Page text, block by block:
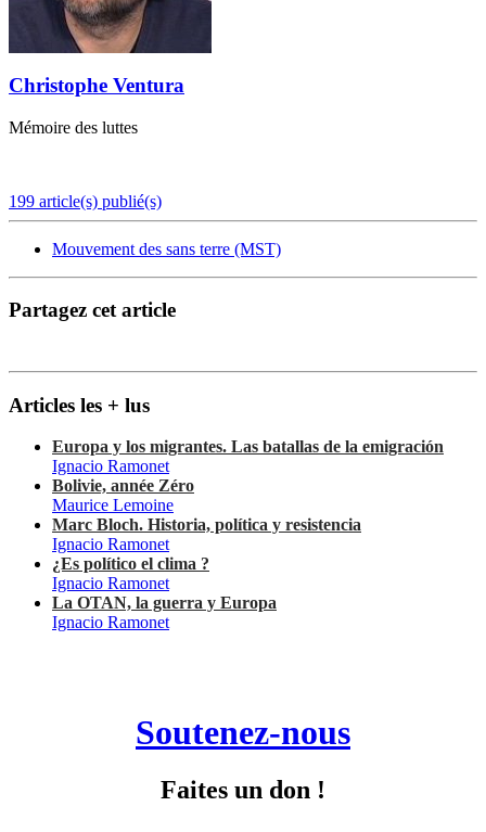
Christophe Ventura
Mémoire des luttes
199 article(s) publié(s)
Mouvement des sans terre (MST)
Partagez cet article
Articles les + lus
Europa y los migrantes. Las batallas de la emigración
Ignacio Ramonet
Bolivie, année Zéro
Maurice Lemoine
Marc Bloch. Historia, política y resistencia
Ignacio Ramonet
¿Es político el clima ?
Ignacio Ramonet
La OTAN, la guerra y Europa
Ignacio Ramonet
Soutenez-nous
Faites un don !